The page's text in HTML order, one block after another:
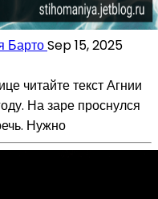
БартоSep 15, 2025
читайте текст Агнии
На заре проснулся
Нужно